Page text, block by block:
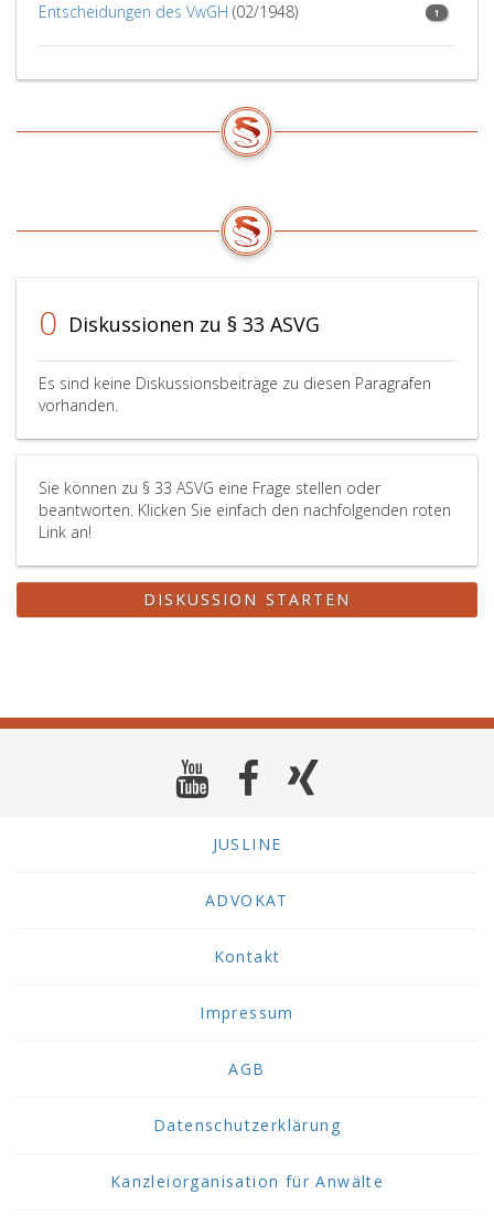
Entscheidungen des VwGH (02/1948) 1
0 Diskussionen zu § 33 ASVG
Es sind keine Diskussionsbeiträge zu diesen Paragrafen
vorhanden.
Sie können zu § 33 ASVG eine Frage stellen oder
beantworten. Klicken Sie einfach den nachfolgenden roten
Link an!
DISKUSSION STARTEN
JUSLINE
ADVOKAT
Kontakt
Impressum
AGB
Datenschutzerklärung
Kanzleiorganisation für Anwälte